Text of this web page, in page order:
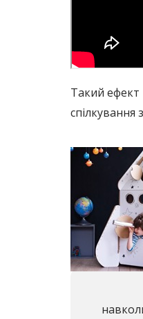
Такий ефект